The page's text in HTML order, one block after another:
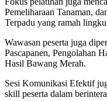
Pemeliharaan Tanaman,
Terpadu yang ramah
Wawasan peserta juga
Pascapanen, Pengolahan
Hasil Bawang Merah.
Sesi Komunikasi Efektif
skill peserta dalam